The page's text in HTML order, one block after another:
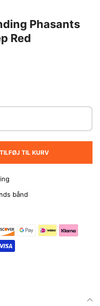
Phasants
Red
TILFØJ TIL KURV
bånd